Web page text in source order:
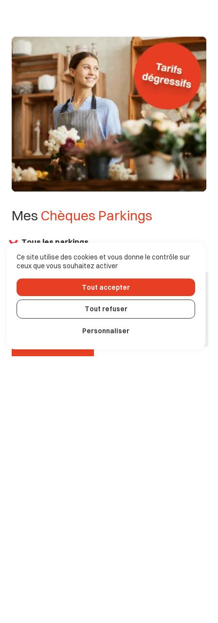
Mes Chèques Parkings
Tous les parkings
Commerçants, artisans, entreprises (…),offrez du
sont personnalisables et utilisables dans tous les parkings
du centre-ville.
1 €pour les soirées en ville
pour 1h au parking de la République.
Ce site utilise des cookies et vous donne le contrôle sur
ceux que vous souhaitez activer
Tout accepter
Tout refuser
Personnaliser